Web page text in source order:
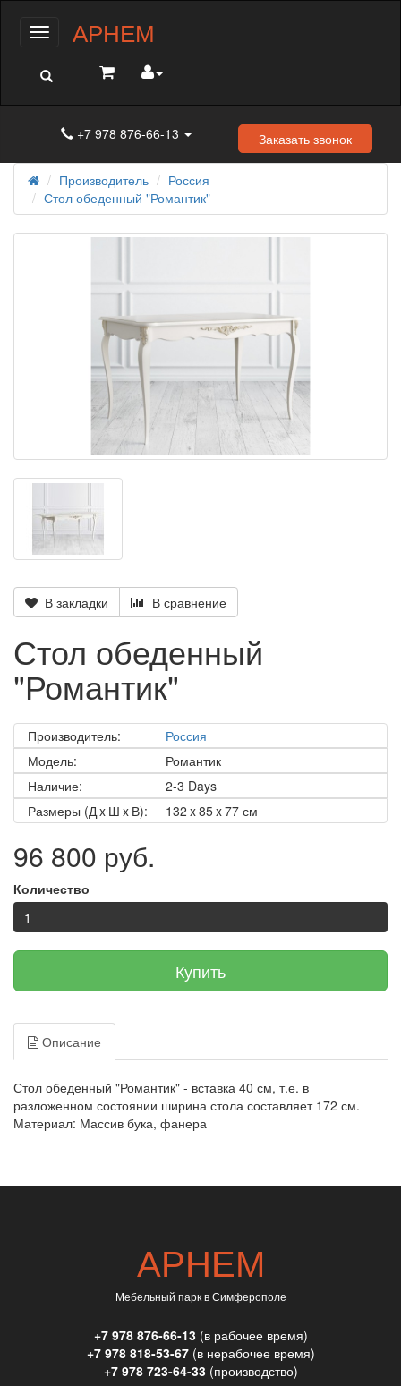
МенюАРНЕМ
+7 978 876-66-13 Заказать звонок
Производитель
Россия
Стол обеденный "Романтик"
В закладки В сравнение
Стол обеденный
"Романтик"
Производитель:
Россия
Модель:
Романтик
Наличие:
2-3 Days
Размеры (Д x Ш x В):
132 x 85 x 77 см
96 800 руб.
Количество
Купить
Описание
Стол обеденный "Романтик" - вставка 40 см, т.е. в
разложенном состоянии ширина стола составляет 172 см.
Материал: Массив бука, фанера
АРНЕМ
Мебельный парк в Симферополе
+7 978 876-66-13(в рабочее время)
+7 978 818-53-67(в нерабочее время)
+7 978 723-64-33(производство)